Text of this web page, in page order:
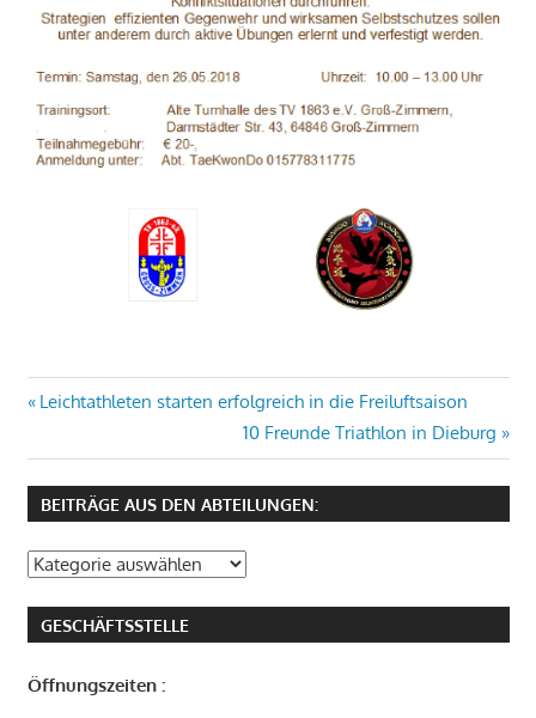
Beitragsnavigation
Vorheriger
Leichtathleten starten erfolgreich in die Freiluftsaison
Nächster
Beitrag:
10 Freunde Triathlon in Dieburg
BEITRÄGE AUS DEN ABTEILUNGEN:
Beiträge
den
GESCHÄFTSSTELLE
Öffnungszeiten :